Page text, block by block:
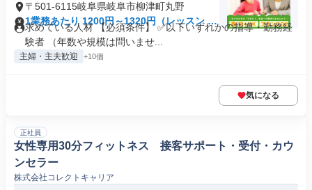
〒501-6115岐阜県岐阜市柳津町丸野
1業務あたり 1200円～1320円（レッスン 60
分）
求めている人材 【必須条件】 ✅以下いずれかの指導・勤務経
験者 （年数や規模は問いませ...
主婦・主夫歓迎 +10個
気になる
正社員
女性専用30分フィットネス 接客サポート・受付・カウ
ンセラー
株式会社コレクトキャリア